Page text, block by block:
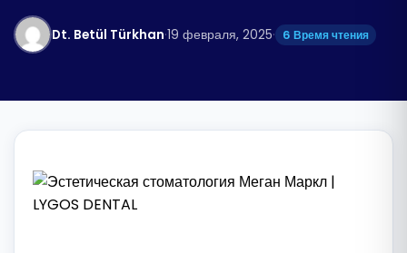
Português
Dt. Betül Türkhan·19 февраля, 2025· 6 Время чтения